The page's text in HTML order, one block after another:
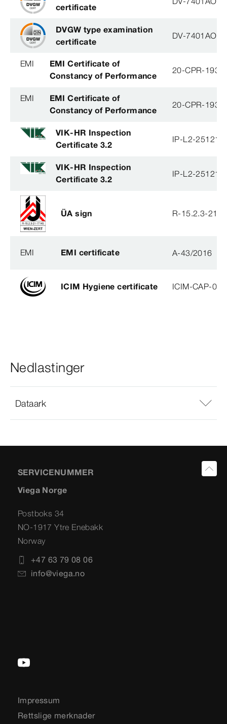
certificate
DVGW type examination
certificate
DV-
EMI
EMI Certificate of
Constancy of Performance
20-CPR-193-
EMI
EMI Certificate of
Constancy of Performance
20-CPR-193-
VIK-HR Inspection
Certificate 3.2
IP-L2-
VIK-HR Inspection
Certificate 3.2
IP-L2-
ÜA sign R-15.2.3-21-
EMI EMI certificate A-43/2016
ICIM Hygiene certificate ICIM-CAP-
Nedlastinger
Dataark
SERVICENUMMER
Viega Norge
Postboks 34
NO-1917 Ytre Enebakk
Norway
+47 63 79 08 06
info@viega.no
Impressum
Rettslige merknader